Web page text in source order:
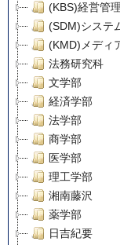
(KBS)経営管
(SDM)システ
(KMD)メディ
法務研究科
文学部
経済学部
法学部
商学部
医学部
理工学部
湘南藤沢
薬学部
日吉紀要